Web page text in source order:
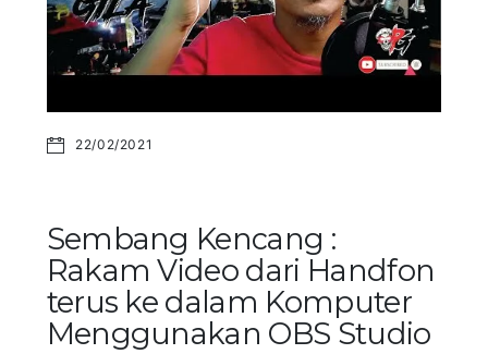
22/02/2021
Sembang Kencang :
Rakam Video dari Handfon
terus ke dalam Komputer
Menggunakan OBS Studio